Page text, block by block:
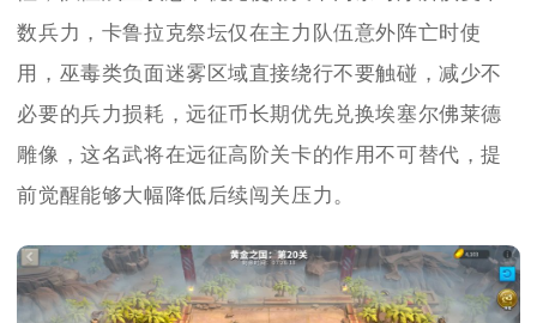
数兵力，卡鲁拉克祭坛仅在主力队伍意外阵亡时使
用，巫毒类负面迷雾区域直接绕行不要触碰，减少不
必要的兵力损耗，远征币长期优先兑换埃塞尔佛莱德
雕像，这名武将在远征高阶关卡的作用不可替代，提
前觉醒能够大幅降低后续闯关压力。